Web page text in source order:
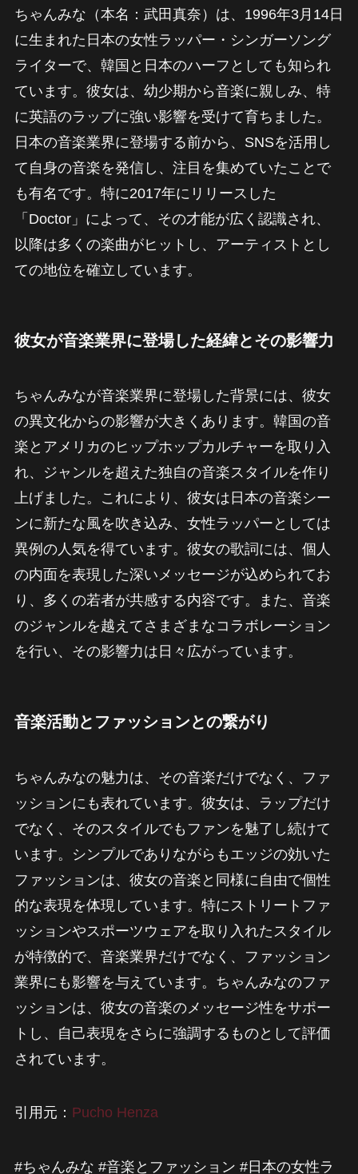
ちゃんみな（本名：武田真奈）は、1996年3月14日
に生まれた日本の女性ラッパー・シンガーソング
ライターで、韓国と日本のハーフとしても知られ
ています。彼女は、幼少期から音楽に親しみ、特
に英語のラップに強い影響を受けて育ちました。
日本の音楽業界に登場する前から、SNSを活用し
て自身の音楽を発信し、注目を集めていたことで
も有名です。特に2017年にリリースした
「Doctor」によって、その才能が広く認識され、
以降は多くの楽曲がヒットし、アーティストとし
ての地位を確立しています。
彼女が音楽業界に登場した経緯とその影響力
ちゃんみなが音楽業界に登場した背景には、彼女
の異文化からの影響が大きくあります。韓国の音
楽とアメリカのヒップホップカルチャーを取り入
れ、ジャンルを超えた独自の音楽スタイルを作り
上げました。これにより、彼女は日本の音楽シー
ンに新たな風を吹き込み、女性ラッパーとしては
異例の人気を得ています。彼女の歌詞には、個人
の内面を表現した深いメッセージが込められてお
り、多くの若者が共感する内容です。また、音楽
のジャンルを越えてさまざまなコラボレーション
を行い、その影響力は日々広がっています。
音楽活動とファッションとの繋がり
ちゃんみなの魅力は、その音楽だけでなく、ファ
ッションにも表れています。彼女は、ラップだけ
でなく、そのスタイルでもファンを魅了し続けて
います。シンプルでありながらもエッジの効いた
ファッションは、彼女の音楽と同様に自由で個性
的な表現を体現しています。特にストリートファ
ッションやスポーツウェアを取り入れたスタイル
が特徴的で、音楽業界だけでなく、ファッション
業界にも影響を与えています。ちゃんみなのファ
ッションは、彼女の音楽のメッセージ性をサポー
トし、自己表現をさらに強調するものとして評価
されています。
引用元： Pucho Henza
#ちゃんみな #音楽とファッション #日本の女性ラ